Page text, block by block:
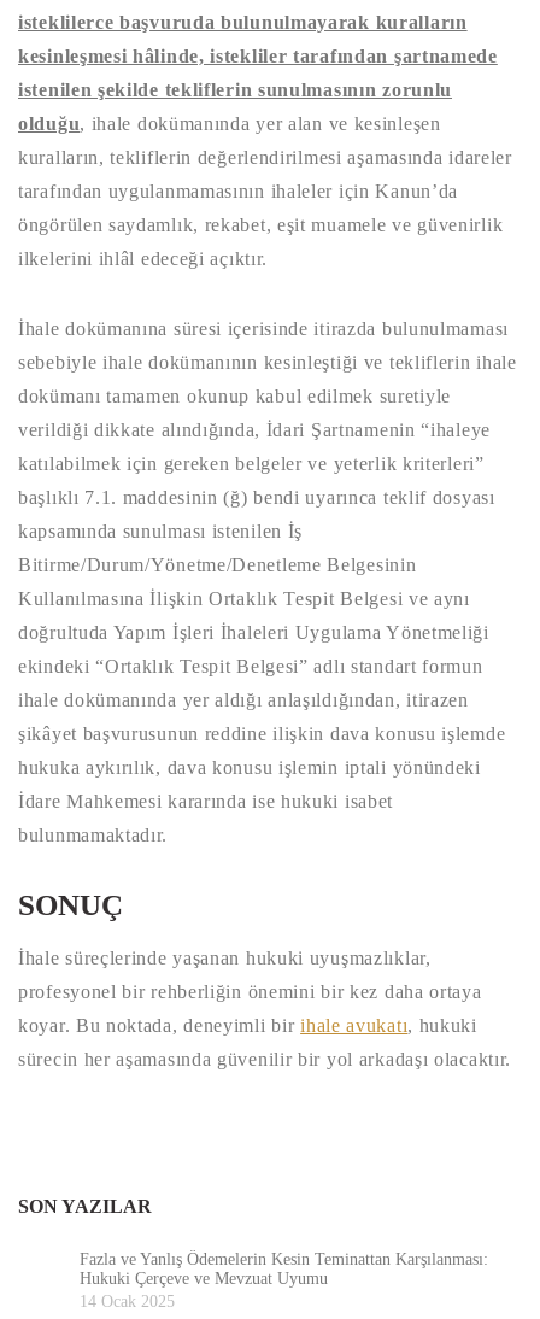
isteklilerce başvuruda bulunulmayarak kuralların
kesinleşmesi hâlinde, istekliler tarafından şartnamede
istenilen şekilde tekliflerin sunulmasının zorunlu
olduğu, ihale dokümanında yer alan ve kesinleşen
kuralların, tekliflerin değerlendirilmesi aşamasında idareler
tarafından uygulanmamasının ihaleler için Kanun’da
öngörülen saydamlık, rekabet, eşit muamele ve güvenirlik
ilkelerini ihlâl edeceği açıktır.
İhale dokümanına süresi içerisinde itirazda bulunulmaması
sebebiyle ihale dokümanının kesinleştiği ve tekliflerin ihale
dokümanı tamamen okunup kabul edilmek suretiyle
verildiği dikkate alındığında, İdari Şartnamenin “ihaleye
katılabilmek için gereken belgeler ve yeterlik kriterleri”
başlıklı 7.1. maddesinin (ğ) bendi uyarınca teklif dosyası
kapsamında sunulması istenilen İş
Bitirme/Durum/Yönetme/Denetleme Belgesinin
Kullanılmasına İlişkin Ortaklık Tespit Belgesi ve aynı
doğrultuda Yapım İşleri İhaleleri Uygulama Yönetmeliği
ekindeki “Ortaklık Tespit Belgesi” adlı standart formun
ihale dokümanında yer aldığı anlaşıldığından, itirazen
şikâyet başvurusunun reddine ilişkin dava konusu işlemde
hukuka aykırılık, dava konusu işlemin iptali yönündeki
İdare Mahkemesi kararında ise hukuki isabet
bulunmamaktadır.
SONUÇ
İhale süreçlerinde yaşanan hukuki uyuşmazlıklar,
profesyonel bir rehberliğin önemini bir kez daha ortaya
koyar. Bu noktada, deneyimli birihale avukatı, hukuki
sürecin her aşamasında güvenilir bir yol arkadaşı olacaktır.
SON YAZILAR
Fazla ve Yanlış Ödemelerin Kesin Teminattan Karşılanması:
Hukuki Çerçeve ve Mevzuat Uyumu
14 Ocak 2025